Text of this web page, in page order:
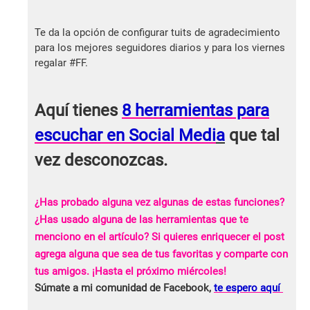
Te da la opción de configurar tuits de agradecimiento
para los mejores seguidores diarios y para los viernes
regalar #FF.
Aquí tienes 8 herramientas para
escuchar en Social Media que tal
vez desconozcas.
¿Has probado alguna vez algunas de estas funciones?
¿Has usado alguna de las herramientas que te
menciono en el artículo? Si quieres enriquecer el post
agrega alguna que sea de tus favoritas y comparte con
tus amigos. ¡Hasta el próximo miércoles!
Súmate a mi comunidad de Facebook, te espero aquí